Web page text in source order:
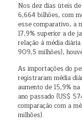
Nos dez dias úteis
6,664 bilhões, com
esse comparativo, a
17,9% superior a de
relação à média
909,5 milhões),
As importações do
registraram média
aumento de 15,9%
ano passado (US$
comparação com a
milhões).